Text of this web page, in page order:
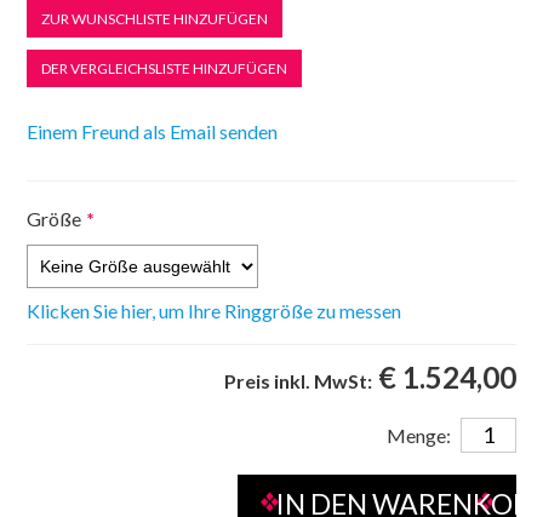
Größe *
Klicken Sie hier, um Ihre Ringgröße zu messen
Preis inkl. MwSt: € 1.524,00
Menge: